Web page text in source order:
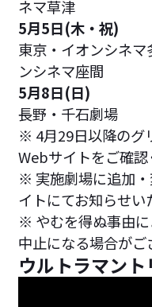
ネマ草津
5月5日(木・祝)
東京・イオンシネ
ンシネマ座間
5月8日(日)
長野・千石劇場
※ 4月29日以降のグ
Webサイトをご確認
※ 実施劇場に追加
イトにてお知らせい
※ やむを得ぬ事由
中止になる場合がご
ウルトラマン